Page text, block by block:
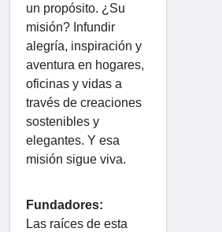
un propósito. ¿Su
misión? Infundir
alegría, inspiración y
aventura en hogares,
oficinas y vidas a
través de creaciones
sostenibles y
elegantes. Y esa
misión sigue viva.
Fundadores:
Las raíces de esta